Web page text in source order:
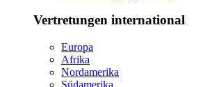
Vertretungen international
Europa
Afrika
Nordamerika
Südamerika